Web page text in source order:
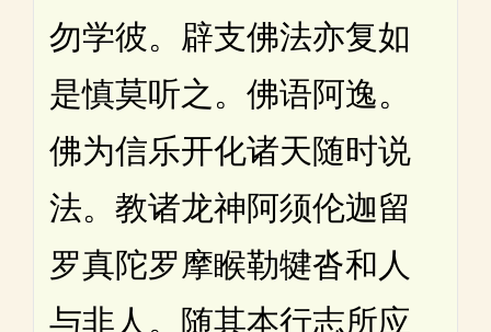
勿学彼。辟支佛法亦复如
是慎莫听之。佛语阿逸。
佛为信乐开化诸天随时说
法。教诸龙神阿须伦迦留
罗真陀罗摩睺勒犍沓和人
与非人。随其本行志所应